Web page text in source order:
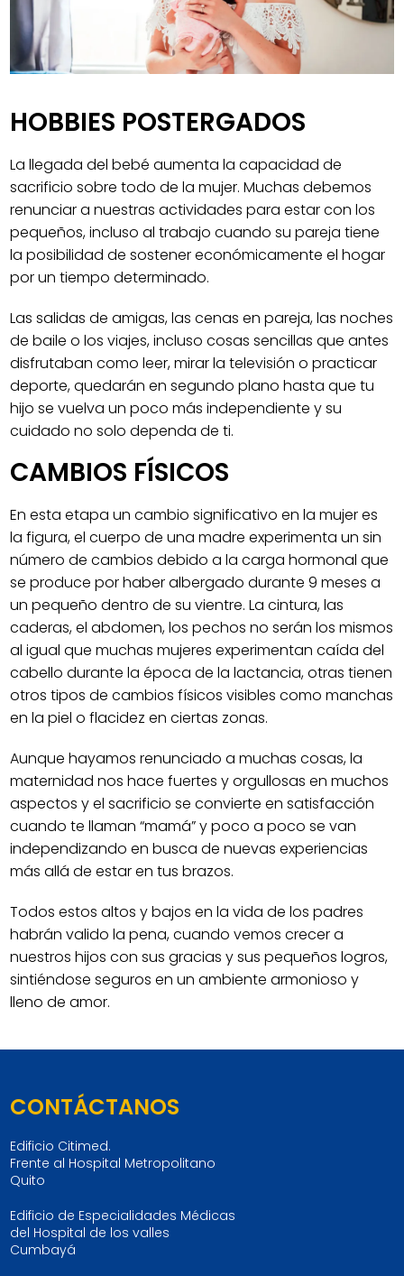
HOBBIES POSTERGADOS
La llegada del bebé aumenta la capacidad de
sacrificio sobre todo de la mujer. Muchas debemos
renunciar a nuestras actividades para estar con los
pequeños, incluso al trabajo cuando su pareja tiene
la posibilidad de sostener económicamente el hogar
por un tiempo determinado.
Las salidas de amigas, las cenas en pareja, las noches
de baile o los viajes, incluso cosas sencillas que antes
disfrutaban como leer, mirar la televisión o practicar
deporte, quedarán en segundo plano hasta que tu
hijo se vuelva un poco más independiente y su
cuidado no solo dependa de ti.
CAMBIOS FÍSICOS
En esta etapa un cambio significativo en la mujer es
la figura, el cuerpo de una madre experimenta un sin
número de cambios debido a la carga hormonal que
se produce por haber albergado durante 9 meses a
un pequeño dentro de su vientre. La cintura, las
caderas, el abdomen, los pechos no serán los mismos
al igual que muchas mujeres experimentan caída del
cabello durante la época de la lactancia, otras tienen
otros tipos de cambios físicos visibles como manchas
en la piel o flacidez en ciertas zonas.
Aunque hayamos renunciado a muchas cosas, la
maternidad nos hace fuertes y orgullosas en muchos
aspectos y el sacrificio se convierte en satisfacción
cuando te llaman “mamá” y poco a poco se van
independizando en busca de nuevas experiencias
más allá de estar en tus brazos.
Todos estos altos y bajos en la vida de los padres
habrán valido la pena, cuando vemos crecer a
nuestros hijos con sus gracias y sus pequeños logros,
sintiéndose seguros en un ambiente armonioso y
lleno de amor.
CONTÁCTANOS
Edificio Citimed.
Frente al Hospital Metropolitano
Quito
Edificio de Especialidades Médicas
del Hospital de los valles
Cumbayá